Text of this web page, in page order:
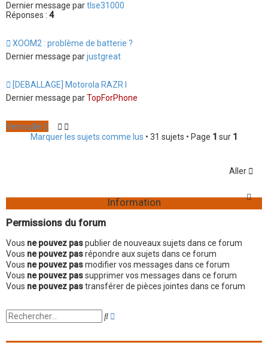
Dernier message partlse31000
Réponses : 4
XOOM2 : problème de batterie ?
Dernier message parjustgreat
[DEBALLAGE] Motorola RAZR I
Dernier message parTopForPhone
Verrouillé
Marquer les sujets comme lus • 31 sujets • Page 1 sur 1
Aller
Information
Permissions du forum
Vous ne pouvez paspublier de nouveaux sujets dans ce forum
Vous ne pouvez pasrépondre aux sujets dans ce forum
Vous ne pouvez pasmodifier vos messages dans ce forum
Vous ne pouvez passupprimer vos messages dans ce forum
Vous ne pouvez pastransférer de pièces jointes dans ce forum
R
hh